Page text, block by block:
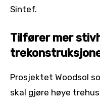
Sintef.
Tilfører mer
Prosjektet Woodsol
skal gjøre høye